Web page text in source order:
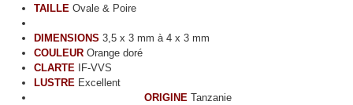
TAILLE Ovale & Poire
DIMENSIONS 3,5 x 3 mm à 4 x 3 mm
COULEUR Orange doré
CLARTE IF-VVS
LUSTRE Excellent
ORIGINE Tanzanie